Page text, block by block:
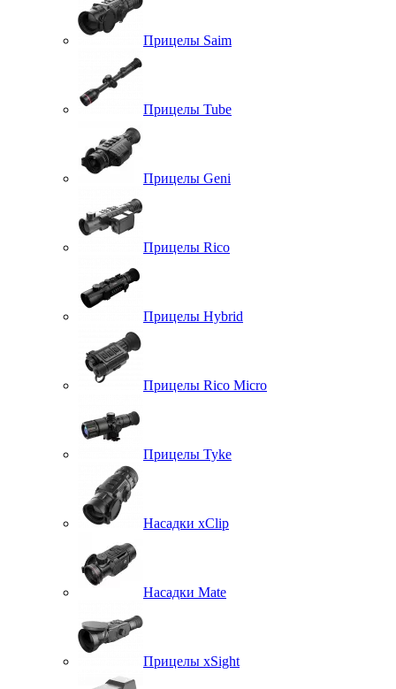
Прицелы Saim
Прицелы Tube
Прицелы Geni
Прицелы Rico
Прицелы Hybrid
Прицелы Rico Micro
Прицелы Tyke
Насадки xClip
Насадки Mate
Прицелы xSight